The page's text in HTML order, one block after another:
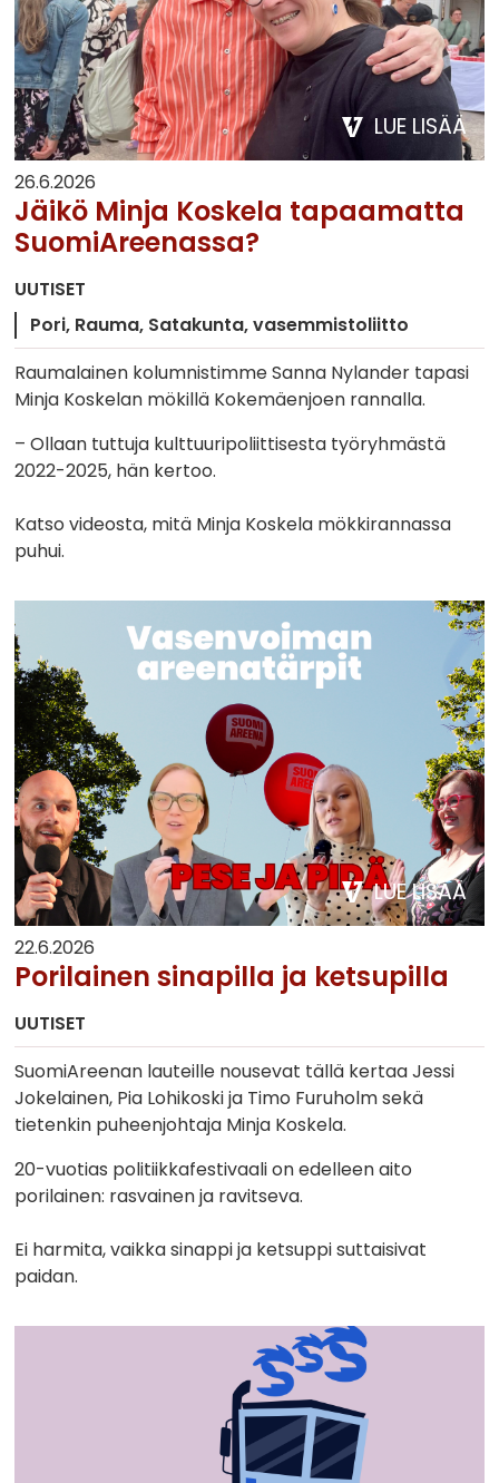
LUE LISÄÄ
26.6.2026
Jäikö Minja Koskela tapaamatta
SuomiAreenassa?
UUTISET
Pori Rauma Satakunta vasemmistoliitto
Raumalainen kolumnistimme Sanna Nylander tapasi
Minja Koskelan mökillä Kokemäenjoen rannalla.
– Ollaan tuttuja kulttuuripoliittisesta työryhmästä
2022-2025, hän kertoo.
Katso videosta, mitä Minja Koskela mökkirannassa
puhui.
LUE LISÄÄ
22.6.2026
Porilainen sinapilla ja ketsupilla
UUTISET
SuomiAreenan lauteille nousevat tällä kertaa Jessi
Jokelainen, Pia Lohikoski ja Timo Furuholm sekä
tietenkin puheenjohtaja Minja Koskela.
20-vuotias politiikkafestivaali on edelleen aito
porilainen: rasvainen ja ravitseva.
Ei harmita, vaikka sinappi ja ketsuppi suttaisivat
paidan.